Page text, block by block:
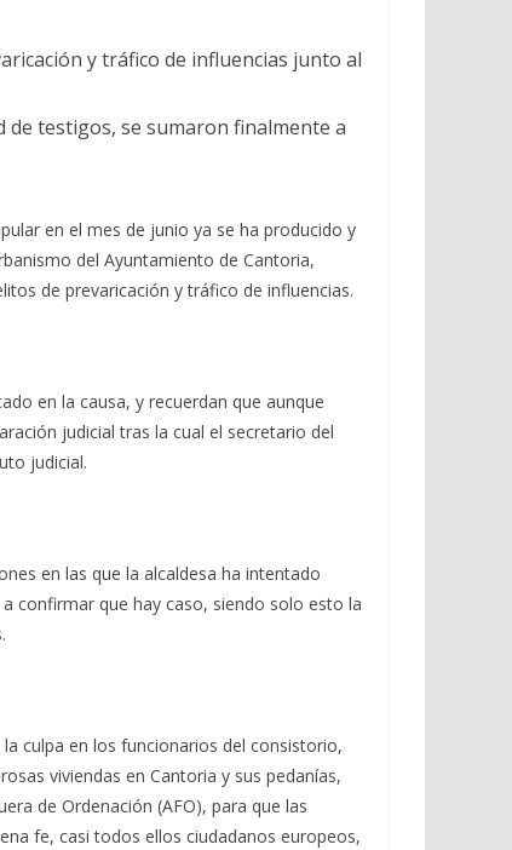
y tráfico de influencias junto al
testigos, se sumaron finalmente a
en el mes de junio ya se ha producido y
del Ayuntamiento de Cantoria,
de prevaricación y tráfico de influencias.
en la causa, y recuerdan que aunque
judicial tras la cual el secretario del
judicial.
en las que la alcaldesa ha intentado
confirmar que hay caso, siendo solo esto la
culpa en los funcionarios del consistorio,
viviendas en Cantoria y sus pedanías,
de Ordenación (AFO), para que las
fe, casi todos ellos ciudadanos europeos,